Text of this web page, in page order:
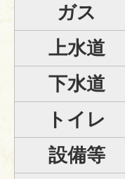
ガス
上水道
下水道
トイレ
設備等